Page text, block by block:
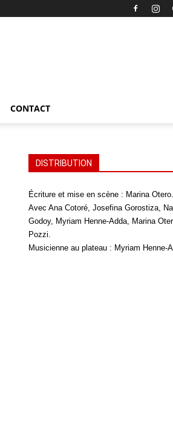
CONTACT
DISTRIBUTION
Écriture et mise en scène : Marina Otero.
Avec Ana Cotoré, Josefina Gorostiza,
Godoy, Myriam Henne-Adda, Marina
Pozzi.
Musicienne au plateau : Myriam Henne-